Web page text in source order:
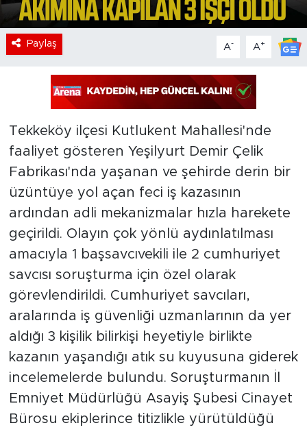
Paylaş A- A+
Tekkeköy ilçesi Kutlukent Mahallesi'nde
faaliyet gösteren Yeşilyurt Demir Çelik
Fabrikası'nda yaşanan ve şehirde derin bir
üzüntüye yol açan feci iş kazasının
ardından adli mekanizmalar hızla harekete
geçirildi. Olayın çok yönlü aydınlatılması
amacıyla 1 başsavcıvekili ile 2 cumhuriyet
savcısı soruşturma için özel olarak
görevlendirildi. Cumhuriyet savcıları,
aralarında iş güvenliği uzmanlarının da yer
aldığı 3 kişilik bilirkişi heyetiyle birlikte
kazanın yaşandığı atık su kuyusuna giderek
incelemelerde bulundu. Soruşturmanın İl
Emniyet Müdürlüğü Asayiş Şubesi Cinayet
Bürosu ekiplerince titizlikle yürütüldüğü